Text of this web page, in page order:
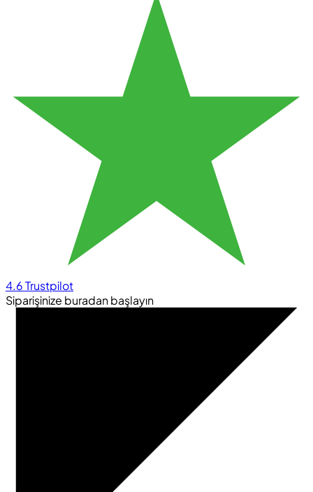
4.6Trustpilot
Siparişinize buradan başlayın